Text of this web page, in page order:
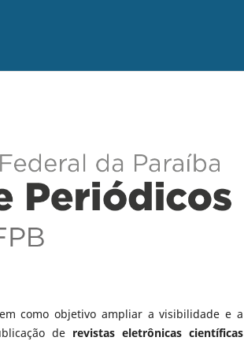
como objetivo ampliar a visibilidade e a
de revistas eletrônicas científicas